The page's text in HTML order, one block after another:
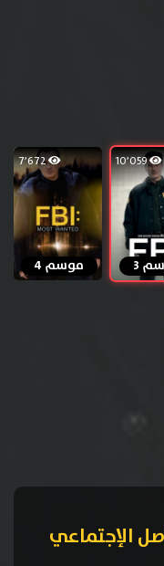
10٬059
3
7٬672
موسم 4
الإجتماعي